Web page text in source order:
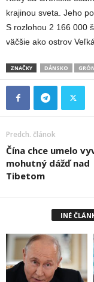
krajinou sveta. Jeho
S rozlohou 2 166 000
väčšie ako ostrov
ZNAČKY DÁNSKO
Predch. článok
Čína chce umelo
mohutný dážď nad
Tibetom
INÉ